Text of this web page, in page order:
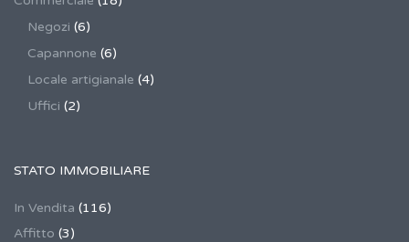
Negozi (6)
Capannone (6)
Locale artigianale (4)
Uffici (2)
STATO IMMOBILIARE
In Vendita (116)
Affitto (3)